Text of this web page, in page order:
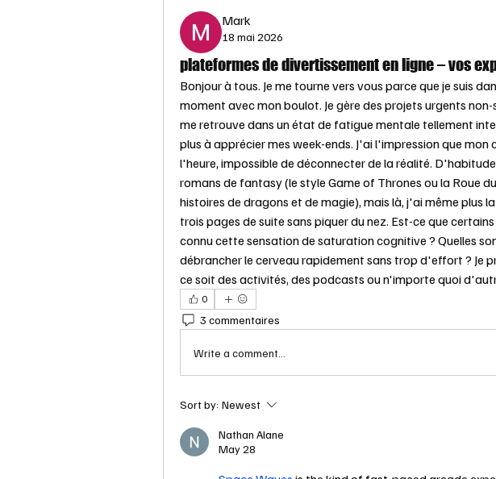
Mark
18 mai 2026
plateformes de divertissement en ligne – vos
Bonjour à tous. Je me tourne vers vous parce que je suis
moment avec mon boulot. Je gère des projets urgents
me retrouve dans un état de fatigue mentale tellement
plus à apprécier mes week-ends. J'ai l'impression que
l'heure, impossible de déconnecter de la réalité.
romans de fantasy (le style Game of Thrones ou la Roue
histoires de dragons et de magie), mais là, j'ai même plus
trois pages de suite sans piquer du nez. Est-ce que
connu cette sensation de saturation cognitive ? Quelles
débrancher le cerveau rapidement sans trop d'effort ? Je
ce soit des activités, des podcasts ou n'importe quoi
0
3 commentaires
Write a comment...
Sort by: Newest
Nathan Alane
May 28